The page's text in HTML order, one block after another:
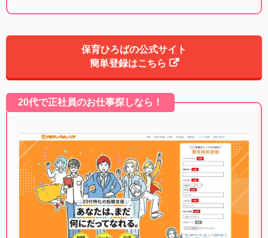
保育ひろばの公式サイト
簡単登録はこちら
20代で正社員のお仕事探しなら！